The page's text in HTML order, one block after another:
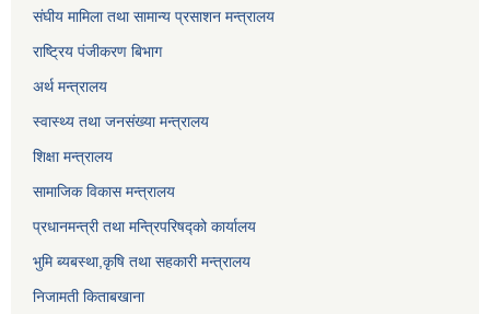
संघीय मामिला तथा सामान्य प्रसाशन मन्त्रालय
राष्ट्रिय पंजीकरण बिभाग
अर्थ मन्त्रालय
स्वास्थ्य तथा जनसंख्या मन्त्रालय
शिक्षा मन्त्रालय
सामाजिक विकास मन्त्रालय
प्रधानमन्त्री तथा मन्त्रिपरिषद्को कार्यालय
भुमि ब्यबस्था,कृषि तथा सहकारी मन्त्रालय
निजामती किताबखाना